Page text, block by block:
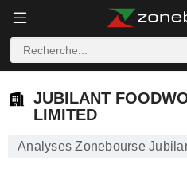
JUBILANT
LIMITED
Analyses Zonebourse